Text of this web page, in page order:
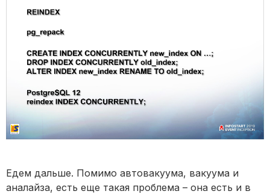
Едем дальше. Помимо автовакуума, вакуума и
аналайза, есть еще такая проблема – она есть и в